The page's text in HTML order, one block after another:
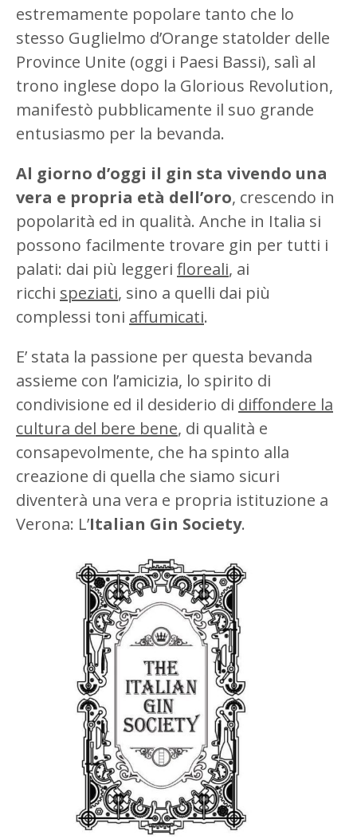
estremamente popolare tanto che lo
stesso Guglielmo d’Orange statolder delle
Province Unite (oggi i Paesi Bassi), salì al
trono inglese dopo la Glorious Revolution,
manifestò pubblicamente il suo grande
entusiasmo per la bevanda.
Al giorno d’oggi il gin sta vivendo una
vera e propria età dell’oro, crescendo in
popolarità ed in qualità. Anche in Italia si
possono facilmente trovare gin per tutti i
palati: dai più leggeri floreali, ai
ricchi speziati, sino a quelli dai più
complessi toni affumicati.
E’ stata la passione per questa bevanda
assieme con l’amicizia, lo spirito di
condivisione ed il desiderio di diffondere la
cultura del bere bene, di qualità e
consapevolmente, che ha spinto alla
creazione di quella che siamo sicuri
diventerà una vera e propria istituzione a
Verona: L’Italian Gin Society.